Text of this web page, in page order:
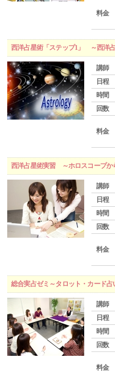
料金
西洋占星術「ステップ1」 ～西洋
講師
日程
時間
回数
料金
西洋占星術実習 ～ホロスコープか
講師
日程
時間
回数
料金
総合実占ゼミ～タロット・カード
講師
日程
時間
回数
料金